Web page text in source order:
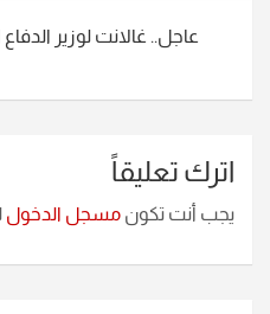
عاجل.. غالانت لوزير
اترك تعليقاً
يجب أنت تكون مسجل الدخول